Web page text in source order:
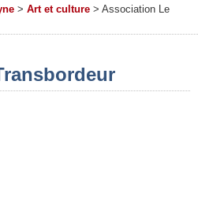
> Art et culture > Association Le